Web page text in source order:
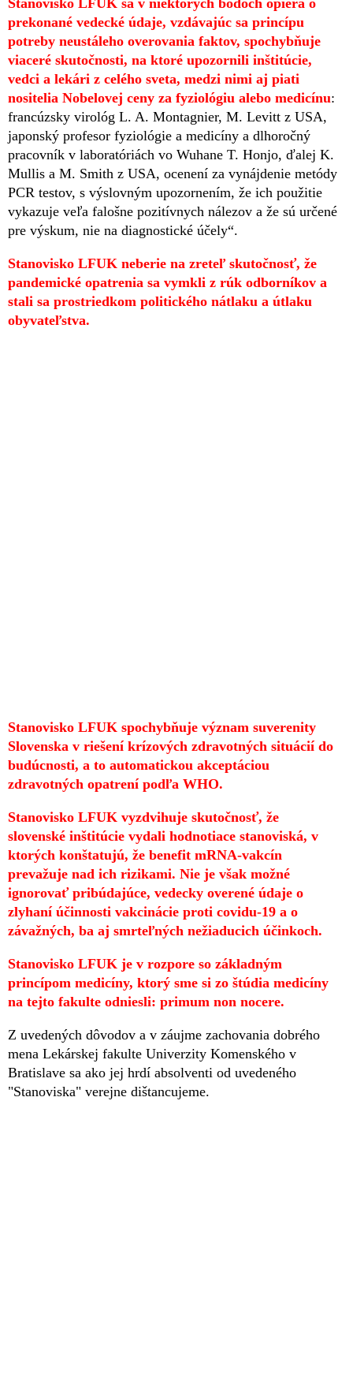
prekonané vedecké údaje, vzdávajúc sa princípu
potreby neustáleho overovania faktov, spochybňuje
viaceré skutočnosti, na ktoré upozornili inštitúcie,
vedci a lekári z celého sveta, medzi nimi aj piati
nositelia Nobelovej ceny za fyziológiu alebo medicínu:
francúzsky virológ L. A. Montagnier, M. Levitt z USA,
japonský profesor fyziológie a medicíny a dlhoročný
pracovník v laboratóriách vo Wuhane T. Honjo, ďalej K.
Mullis a M. Smith z USA, ocenení za vynájdenie metódy
PCR testov, s výslovným upozornením, že ich použitie
vykazuje veľa falošne pozitívnych nálezov a že sú určené
pre výskum, nie na diagnostické účely“.
Stanovisko LFUK neberie na zreteľ skutočnosť, že
pandemické opatrenia sa vymkli z rúk odborníkov a
stali sa prostriedkom politického nátlaku a útlaku
obyvateľstva.
Stanovisko LFUK spochybňuje význam suverenity
Slovenska v riešení krízových zdravotných situácií do
budúcnosti, a to automatickou akceptáciou
zdravotných opatrení podľa WHO­.
Stanovisko LFUK vyzdvihuje skutočnosť, že
slovenské inštitúcie vydali hodnotiace stanoviská, v
ktorých konštatujú, že benefit mRNA-vakcín
prevažuje nad ich rizikami. Nie je však možné
ignorovať pribúdajúce, vedecky overené údaje o
zlyhaní účinnosti vakcinácie proti covidu-19 a o
závažných, ba aj smrteľných nežiaducich účinkoch.
Stanovisko LFUK je v rozpore so základným
princípom medicíny, ktorý sme si zo štúdia medicíny
na tejto fakulte odniesli: primum non nocere.
Z uvedených dôvodov a v záujme zachovania dobrého
mena Lekárskej fakulte Univerzity Komenského v
Bratislave sa ako jej hrdí absolventi od uvedeného
"Stanoviska" verejne dištancujeme.